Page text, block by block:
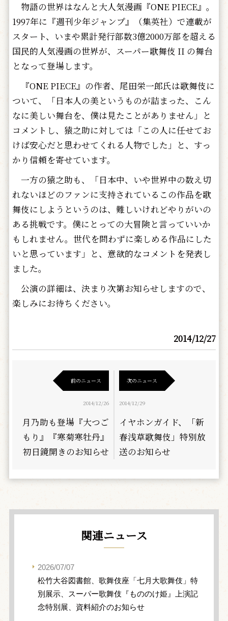
物語の世界はなんと大人気漫画『ONE PIECE』。
1997年に『週刊少年ジャンプ』（集英社）で連載が
スタート、いまや累計発行部数3億2000万部を超える
国民的人気漫画の世界が、スーパー歌舞伎 II の舞台
となって登場します。
『ONE PIECE』の作者、尾田栄一郎氏は歌舞伎に
ついて、「日本人の美というものが詰まった、こん
なに美しい舞台を、僕は見たことがありません」と
コメントし、猿之助に対しては「この人に任せてお
けば安心だと思わせてくれる人物でした」と、すっ
かり信頼を寄せています。
一方の猿之助も、「日本中、いや世界中の数え切
れないほどのファンに支持されているこの作品を歌
舞伎にしようというのは、難しいけれどやりがいの
ある挑戦です。僕にとっての大冒険と言っていいか
もしれません。世代を問わずに楽しめる作品にした
いと思っています」と、意欲的なコメントを発表し
ました。
公演の詳細は、決まり次第お知らせしますので、
楽しみにお待ちください。
2014/12/27
前のニュース
2014/12/26
月乃助も登場『大つご
もり』『寒菊寒牡丹』
初日鏡開きのお知らせ
次のニュース
2014/12/29
イヤホンガイド、「新
春浅草歌舞伎」特別放
送のお知らせ
関連ニュース
2026/07/07
松竹大谷図書館、歌舞伎座「七月大歌舞伎」特
別展示、スーパー歌舞伎『もののけ姫』上演記
念特別展、資料紹介のお知らせ